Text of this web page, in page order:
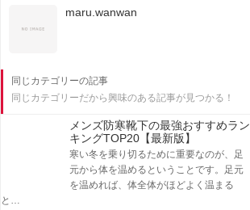
maru.wanwan
同じカテゴリーの記事
同じカテゴリーだから興味のある記事が見つかる！
メンズ防寒靴下の最強おすすめラン
キングTOP20【最新版】
寒い冬を乗り切るために重要なのが、足
元から体を温めるということです。足元
を温めれば、体全体がほどよく温まる
と…